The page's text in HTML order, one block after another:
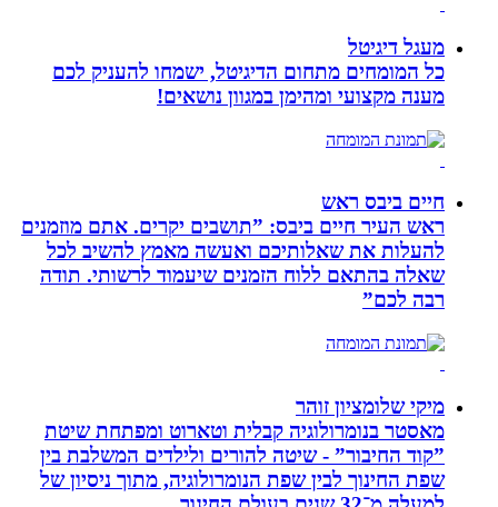
מעגל דיגיטל
כל המומחים מתחום הדיגיטל, ישמחו להעניק לכם
מענה מקצועי ומהימן במגוון נושאים!
חיים ביבס ראש
ראש העיר חיים ביבס: ”תושבים יקרים. אתם מוזמנים
להעלות את שאלותיכם ואעשה מאמץ להשיב לכל
שאלה בהתאם ללוח הזמנים שיעמוד לרשותי. תודה
רבה לכם”
מיקי שלומציון זוהר
מאסטר בנומרולוגיה קבלית וטארוט ומפתחת שיטת
”קוד החיבור” - שיטה להורים ולילדים המשלבת בין
שפת החינוך לבין שפת הנומרולוגיה, מתוך ניסיון של